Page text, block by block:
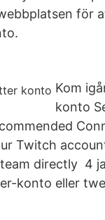
för
Kom
konto
Twitch
directly 4
konto eller